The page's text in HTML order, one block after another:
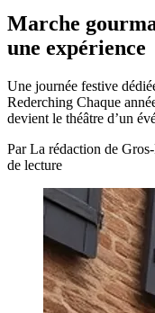
Marche
une expérience
Une journée festive
Rederching Chaque
devient le théâtre d’un
Par La rédaction de
de lecture